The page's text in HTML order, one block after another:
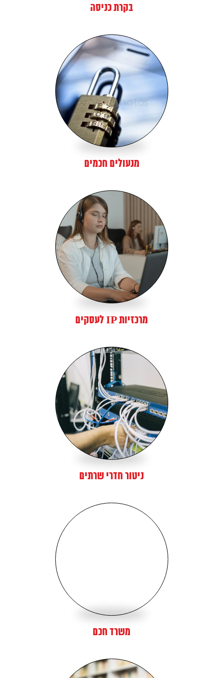
בקרת כניסה
מנעולים חכמים
מרכזיות IP לעסקים
ניטור חדרי שרתים
משרד חכם